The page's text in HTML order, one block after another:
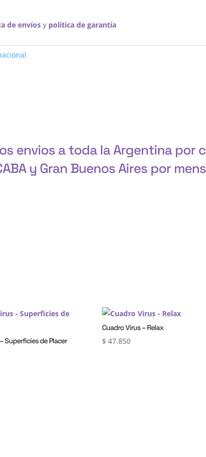
de envíos y política de garantía
envios a toda la Argentina por
y Gran Buenos Aires por
Superficies de Placer
Cuadro Virus – Relax
$ 47.850